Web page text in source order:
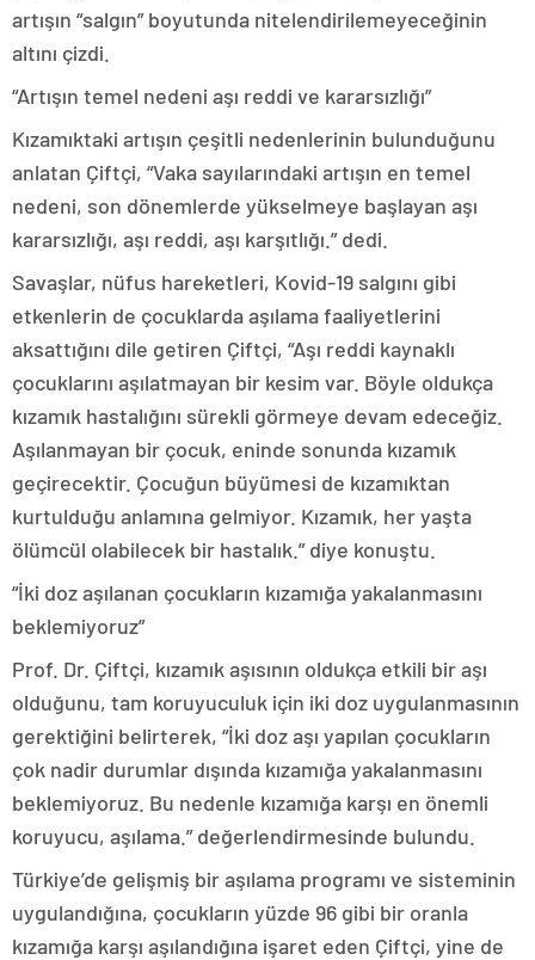
artışın “salgın” boyutunda nitelendirilemeyeceğinin
altını çizdi.
“Artışın temel nedeni aşı reddi ve kararsızlığı”
Kızamıktaki artışın çeşitli nedenlerinin bulunduğunu
anlatan Çiftçi, “Vaka sayılarındaki artışın en temel
nedeni, son dönemlerde yükselmeye başlayan aşı
kararsızlığı, aşı reddi, aşı karşıtlığı.” dedi.
Savaşlar, nüfus hareketleri, Kovid-19 salgını gibi
etkenlerin de çocuklarda aşılama faaliyetlerini
aksattığını dile getiren Çiftçi, “Aşı reddi kaynaklı
çocuklarını aşılatmayan bir kesim var. Böyle oldukça
kızamık hastalığını sürekli görmeye devam edeceğiz.
Aşılanmayan bir çocuk, eninde sonunda kızamık
geçirecektir. Çocuğun büyümesi de kızamıktan
kurtulduğu anlamına gelmiyor. Kızamık, her yaşta
ölümcül olabilecek bir hastalık.” diye konuştu.
“İki doz aşılanan çocukların kızamığa yakalanmasını
beklemiyoruz”
Prof. Dr. Çiftçi, kızamık aşısının oldukça etkili bir aşı
olduğunu, tam koruyuculuk için iki doz uygulanmasının
gerektiğini belirterek, “İki doz aşı yapılan çocukların
çok nadir durumlar dışında kızamığa yakalanmasını
beklemiyoruz. Bu nedenle kızamığa karşı en önemli
koruyucu, aşılama.” değerlendirmesinde bulundu.
Türkiye’de gelişmiş bir aşılama programı ve sisteminin
uygulandığına, çocukların yüzde 96 gibi bir oranla
kızamığa karşı aşılandığına işaret eden Çiftçi, yine de